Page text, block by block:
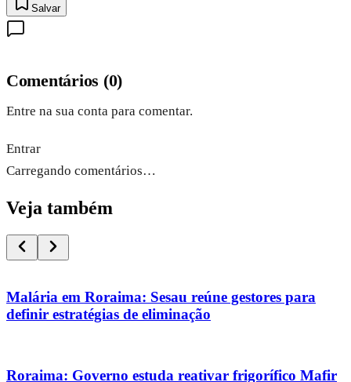
Salvar
Comentários (0)
Entre na sua conta para comentar.
Entrar
Carregando comentários…
Veja também
Malária em Roraima: Sesau reúne gestores para
definir estratégias de eliminação
Roraima: Governo estuda reativar frigorífico Mafir